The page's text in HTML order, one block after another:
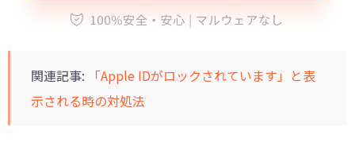
関連記事:
「Apple IDがロックされています」と表
示される時の対処法